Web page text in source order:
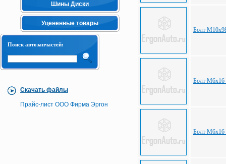
Шины Диски
Уцененные товары
Поиск автозапчастей:
Скачать файлы
Прайс-лист ООО Фирма Эргон
Болт
Болт М6х16
Болт М6х16